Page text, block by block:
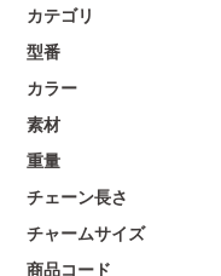
カテゴリ
型番
カラー
素材
重量
チェーン長さ
チャームサイズ
商品コード